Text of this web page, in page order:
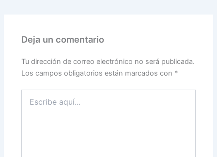
Deja un comentario
Tu dirección de correo electrónico no será publicada.
Los campos obligatorios están marcados con *
aquí...